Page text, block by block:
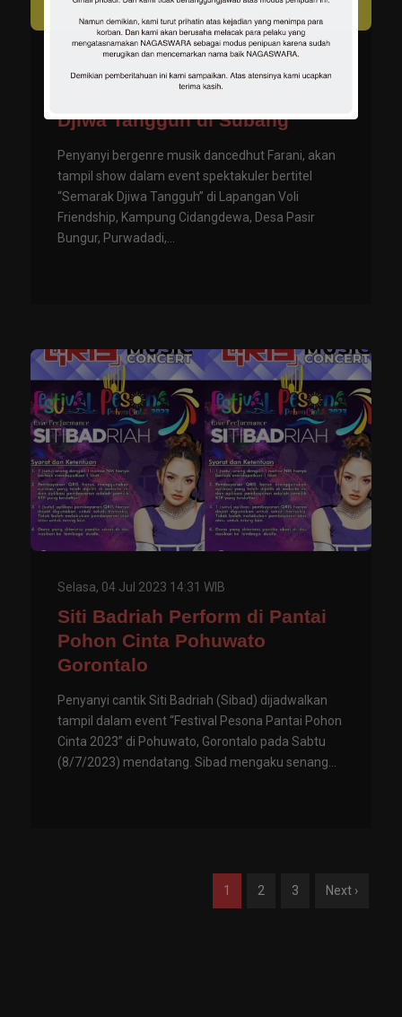
Farani Show Event Semarak
Djiwa Tangguh di Subang
Penyanyi bergenre musik dancedhut Farani, akan
tampil show dalam event spektakuler bertitel
“Semarak Djiwa Tangguh” di Lapangan Voli
Friendship, Kampung Cidangdewa, Desa Pasir
Bungur, Purwadadi,...
Selasa, 04 Jul 2023 14:31 WIB
Siti Badriah Perform di Pantai
Pohon Cinta Pohuwato
Gorontalo
Penyanyi cantik Siti Badriah (Sibad) dijadwalkan
tampil dalam event “Festival Pesona Pantai Pohon
Cinta 2023” di Pohuwato, Gorontalo pada Sabtu
(8/7/2023) mendatang. Sibad mengaku senang...
1 2 3 Next ›